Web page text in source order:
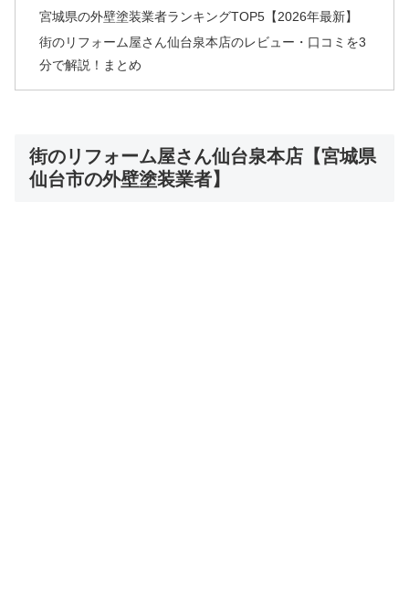
宮城県の外壁塗装業者ランキングTOP5【2026年最新】
街のリフォーム屋さん仙台泉本店のレビュー・口コミを3
分で解説！まとめ
街のリフォーム屋さん仙台泉本店【宮城県
仙台市の外壁塗装業者】